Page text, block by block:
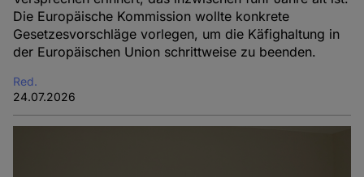
Die Europäische Kommission wollte konkrete
Gesetzesvorschläge vorlegen, um die Käfighaltung in
der Europäischen Union schrittweise zu beenden.
Red.
24.07.2026